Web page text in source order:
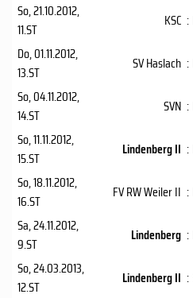
So, 21.10.2012,
11.ST
KSC :
Do, 01.11.2012,
13.ST
SV Haslach :
So, 04.11.2012,
14.ST
SVN :
So, 11.11.2012,
15.ST
Lindenberg II :
So, 18.11.2012,
16.ST
FV RW Weiler II :
Sa, 24.11.2012,
9.ST
Lindenberg :
So, 24.03.2013,
12.ST
Lindenberg II :